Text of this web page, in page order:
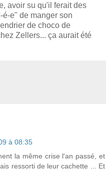
avoir su qu'il ferait des
e" de manger son
de choco de
Zellers... ça aurait été
à 08:35
la même crise l'an passé, et
ressorti de leur cachette ... Et